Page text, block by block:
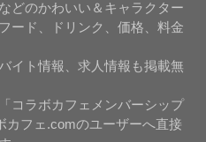
どのかわいい＆キャラクター
ード、ドリンク、価格、料金
イト情報、求人情報も掲載無
コラボカフェメンバーシップ
カフェ.comのユーザーへ直接